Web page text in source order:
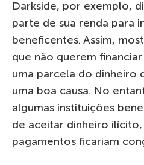
Darkside, por exemplo,
parte de sua renda para
beneficentes. Assim,
que não querem
uma parcela do dinheiro
uma boa causa. No
algumas instituições
de aceitar dinheiro ilícito,
pagamentos ficariam